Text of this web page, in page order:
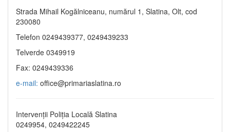
Strada Mihail Kogălniceanu, numărul 1, Slatina, Olt, cod
230080
Telefon 0249439377, 0249439233
Telverde 0349919
Fax: 0249439336
e-mail: office@primariaslatina.ro
Intervenții Poliția Locală Slatina
0249954, 0249422245